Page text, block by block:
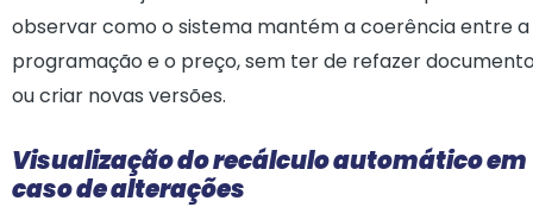
observar como o sistema mantém a coerência entre a
programação e o preço, sem ter de refazer
ou criar novas versões.
Visualização do recálculo automático em
caso de alterações